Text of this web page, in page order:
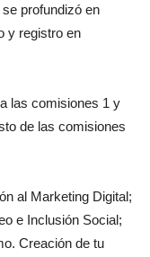
profundizó en
y registro en
las comisiones 1 y
de las comisiones
al Marketing Digital;
e Inclusión Social;
Creación de tu